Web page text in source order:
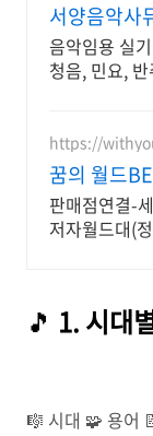
서양음악사
야 국회의원
음악임용 실
청음, 민요,
https://
꿈의 월드
판매점연결-
저자월드대(
🎵 1. 시대
🎼 시대 🧩 용어